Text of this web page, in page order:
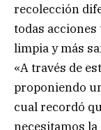
recolección
todas
limpia y más
«A través de
proponiendo
cual recordó
necesitamos